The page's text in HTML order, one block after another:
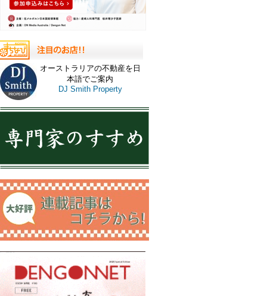
オーストラリアの不動産を日
本語でご案内
DJ Smith Property